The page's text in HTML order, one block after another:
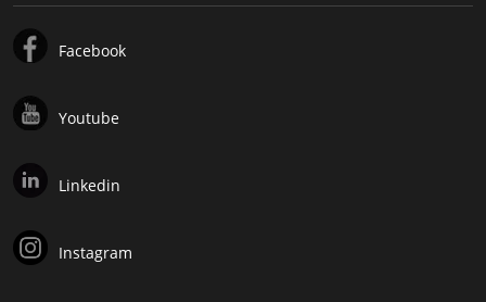
Facebook
Youtube
Linkedin
Instagram